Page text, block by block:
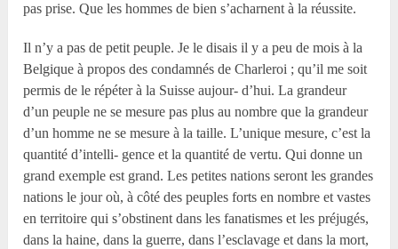
pas prise. Que les hommes de bien s’acharnent à la réussite.
Il n’y a pas de petit peuple. Je le disais il y a peu de mois à la
Belgique à propos des condamnés de Charleroi ; qu’il me soit
permis de le répéter à la Suisse aujour- d’hui. La grandeur
d’un peuple ne se mesure pas plus au nombre que la grandeur
d’un homme ne se mesure à la taille. L’unique mesure, c’est la
quantité d’intelli- gence et la quantité de vertu. Qui donne un
grand exemple est grand. Les petites nations seront les grandes
nations le jour où, à côté des peuples forts en nombre et vastes
en territoire qui s’obstinent dans les fanatismes et les préjugés,
dans la haine, dans la guerre, dans l’esclavage et dans la mort,